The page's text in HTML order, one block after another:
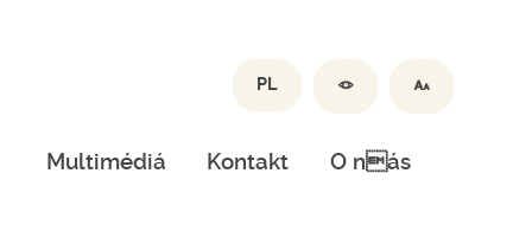
PL
Multimédiá Kontakt O nás